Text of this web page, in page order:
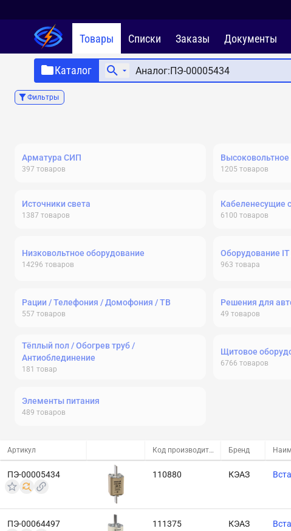
Товары Списки Заказы Документы
Каталог
Фильтры
Арматура СИП
397 товаров 1205 товаров
Источники света
1387 товаров
Кабеленесущие
6100 товаров
Низковольтное оборудование
14296 товаров
Оборудование
963 товара
Рации / Телефония / Домофония / ТВ
557 товаров
Решения для
49 товаров
Тёплый пол / Обогрев труб /
Антиоблединение
181 товар
Щитовое
6766 товаров
Элементы питания
489 товаров
Артикул Код производителя Бренд
ПЭ-00005434 110880 КЭАЗ
ПЭ-00064497 111375 КЭАЗ